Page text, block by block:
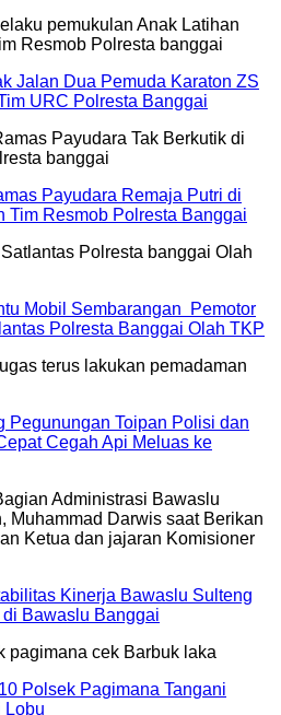
Jalan Dua Pemuda Karaton ZS
URC Polresta Banggai
Payudara Remaja Putri di
Tim Resmob Polresta Banggai
Mobil Sembarangan Pemotor
Polresta Banggai Olah TKP
Pegunungan Toipan Polisi dan
Cegah Api Meluas ke
Kinerja Bawaslu Sulteng
Bawaslu Banggai
Polsek Pagimana Tangani
Lobu